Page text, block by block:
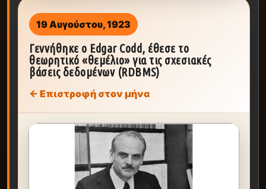
19 Αυγούστου, 1923
Γεννήθηκε ο Edgar Codd, έθεσε το
θεωρητικό «θεμέλιο» για τις σχεσιακές
βάσεις δεδομένων (RDBMS)
← Επιστροφή στον μήνα